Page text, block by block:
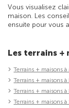
Vous visualisez
maison. Les
ensuite pour vous
Les terrains +
Terrains + maisons
Terrains + maisons
Terrains + maisons à
Terrains + maisons